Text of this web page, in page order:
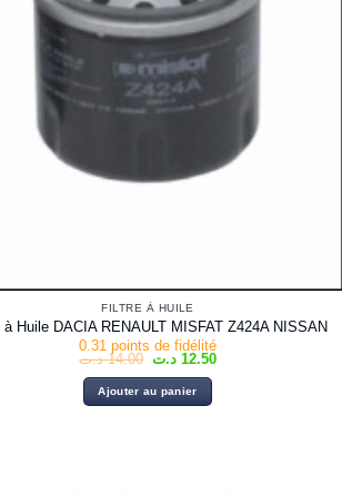
FILTRE À HUILE
à Huile DACIA RENAULT MISFAT Z424A NISSAN
0.31 points de fidélité
14.00 د.ت
Le
initial
était :
12.50 د.ت
Le
Ajouter au panier